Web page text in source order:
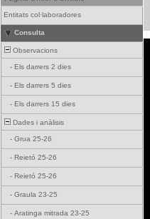
Entitats col·laboradores
Consulta
Observacions
- Els darrers 2 dies
- Els darrers 5 dies
- Els darrers 15 dies
Dades i anàlisis
- Grua 25-26
- Reietó 25-26
- Reietó 25-26
- Graula 23-25
- Aratinga mitrada 23-25